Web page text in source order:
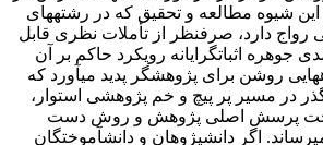
در پرتو آن سامان دهد. این شیوه مطالعه و تحقیق که در رشته‎های
علوم انسانی و اجتماعی رواج دارد، صرف‎نظر از تأملات نظری قابل
قبولی که در باره کارآمدی جوهره اثبات‎گرایانه رویکرد حاکم بر آن
وجود دارد، مرزها و راههایی روشن برای پژوهشگر پدید می‎آورد که
در مسیر پر پیچ و خم پژوهشی استوار،
پرسش اصلی پژوهش و روش دست
یافتن به پاسخ آن مدد می‎رساند. اگر دانش‎پژوهان و دانش‎آموختگان